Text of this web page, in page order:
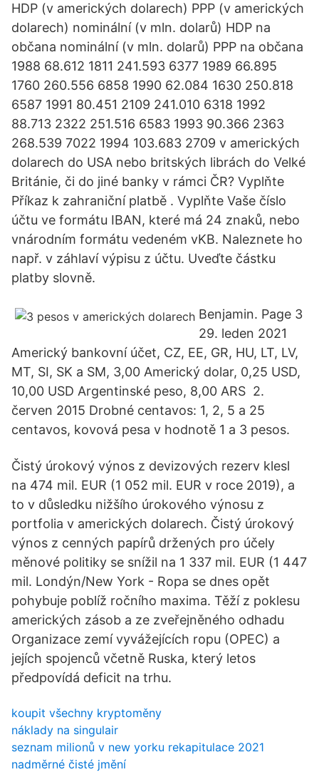
HDP (v amerických dolarech) PPP (v amerických
dolarech) nominální (v mln. dolarů) HDP na
občana nominální (v mln. dolarů) PPP na občana
1988 68.612 1811 241.593 6377 1989 66.895
1760 260.556 6858 1990 62.084 1630 250.818
6587 1991 80.451 2109 241.010 6318 1992
88.713 2322 251.516 6583 1993 90.366 2363
268.539 7022 1994 103.683 2709 v amerických
dolarech do USA nebo britských librách do Velké
Británie, či do jiné banky v rámci ČR? Vyplňte
Příkaz k zahraniční platbě . Vyplňte Vaše číslo
účtu ve formátu IBAN, které má 24 znaků, nebo
vnárodním formátu vedeném vKB. Naleznete ho
např. v záhlaví výpisu z účtu. Uveďte částku
platby slovně.
Benjamin. Page 3
29. leden 2021
Americký bankovní účet, CZ, EE, GR, HU, LT, LV,
MT, SI, SK a SM, 3,00 Americký dolar, 0,25 USD,
10,00 USD Argentinské peso, 8,00 ARS 2.
červen 2015 Drobné centavos: 1, 2, 5 a 25
centavos, kovová pesa v hodnotě 1 a 3 pesos.
Čistý úrokový výnos z devizových rezerv klesl
na 474 mil. EUR (1 052 mil. EUR v roce 2019), a
to v důsledku nižšího úrokového výnosu z
portfolia v amerických dolarech. Čistý úrokový
výnos z cenných papírů držených pro účely
měnové politiky se snížil na 1 337 mil. EUR (1 447
mil. Londýn/New York - Ropa se dnes opět
pohybuje poblíž ročního maxima. Těží z poklesu
amerických zásob a ze zveřejněného odhadu
Organizace zemí vyvážejících ropu (OPEC) a
jejích spojenců včetně Ruska, který letos
předpovídá deficit na trhu.
koupit všechny kryptoměny
náklady na singulair
seznam milionů v new yorku rekapitulace 2021
nadměrné čisté jmění